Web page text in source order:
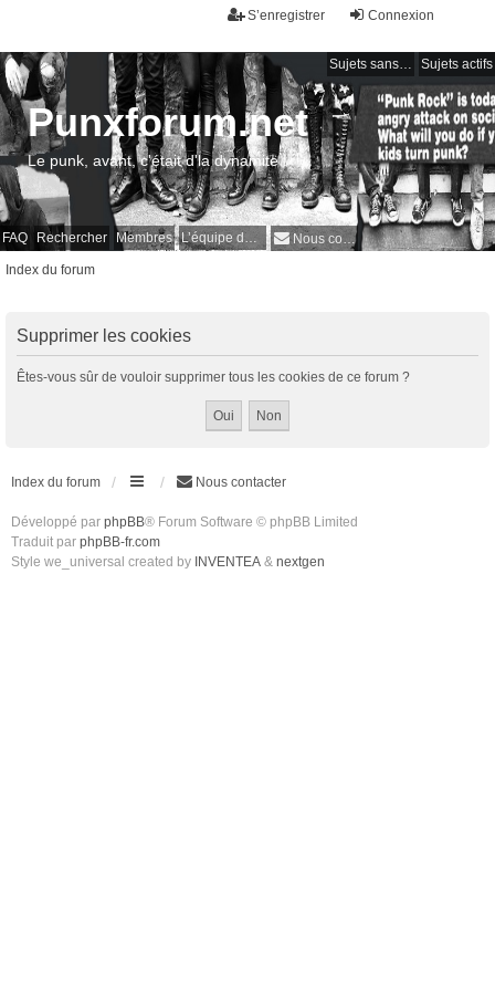
Connexion
S’enregistrer
Sujets sans réponse Sujets actifs
FAQ Rechercher Membres L’équipe du forum Nous contacter
Punxforum.net
Le punk, avant, c'était d'la dynamite !
Index du forum
Supprimer les cookies
Êtes-vous sûr de vouloir supprimer tous les cookies de ce forum ?
Index du forum Nous contacter
Développé par phpBB® Forum Software © phpBB Limited
Traduit par phpBB-fr.com
Style we_universal created by INVENTEA & nextgen